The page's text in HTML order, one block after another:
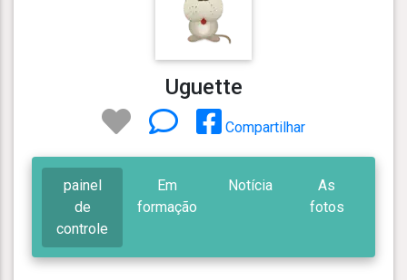
Uguette
Compartilhar
painel
de
controle
Em
formação
Notícia
As
fotos